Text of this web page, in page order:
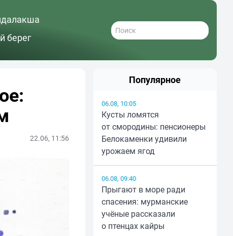
берег
22.06, 11:56
Популярное
06.08, 10:05
Кусты ломятся
от смородины: пенсионеры
Белокаменки удивили
урожаем ягод
06.08, 09:40
Прыгают в море ради
спасения: мурманские
учёные рассказали
о птенцах кайры